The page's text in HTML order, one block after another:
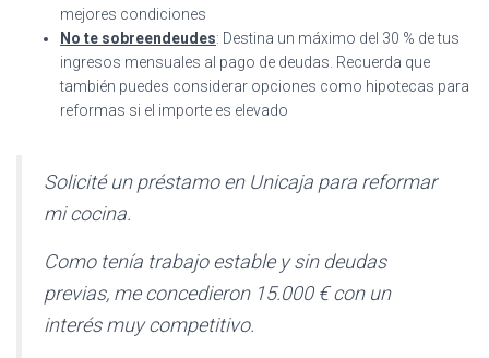
mejores condiciones
No te sobreendeudes: Destina un máximo del 30 % de tus
ingresos mensuales al pago de deudas. Recuerda que
también puedes considerar opciones como hipotecas para
reformas si el importe es elevado
Solicité un préstamo en Unicaja para reformar
mi cocina.
Como tenía trabajo estable y sin deudas
previas, me concedieron 15.000 € con un
interés muy competitivo.